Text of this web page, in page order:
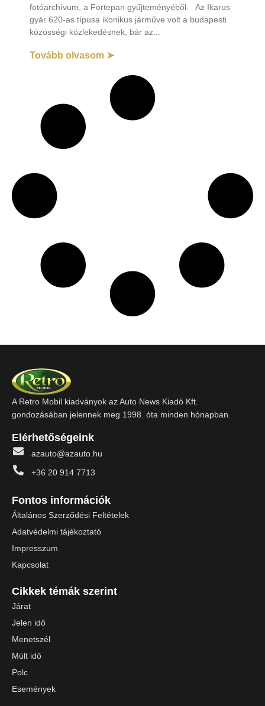
fotóarchívum, a Fortepan gyűjteményéből. Az Ikarus
gyár 620-as típusa ikonikus járműve volt a budapesti
közösségi közlekedésnek, bár az
Tovább olvasom ➤
A Retro Mobil kiadványok az Auto News Kiadó Kft.
gondozásában jelennek meg 1998. óta minden hónapban.
Elérhetőségeink
azauto@azauto.hu
+36 20 914 7713
Fontos információk
Általános Szerződési Feltételek
Adatvédelmi tájékoztató
Impresszum
Kapcsolat
Cikkek témák szerint
Járat
Jelen idő
Menetszél
Múlt idő
Polc
Események